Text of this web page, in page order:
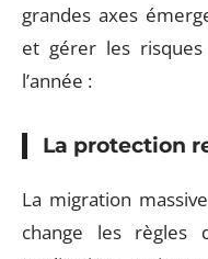
grandes axes
et gérer les
l’année :
La protection
La migration
change les règles